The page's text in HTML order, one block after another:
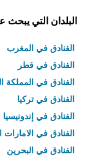
البلدان التي يبحث
الفنادق في المغرب
الفنادق في قطر
الفنادق في المملكة
الفنادق في تركيا
الفنادق في إندونيسيا
الفنادق في الامارات
الفنادق في البحرين